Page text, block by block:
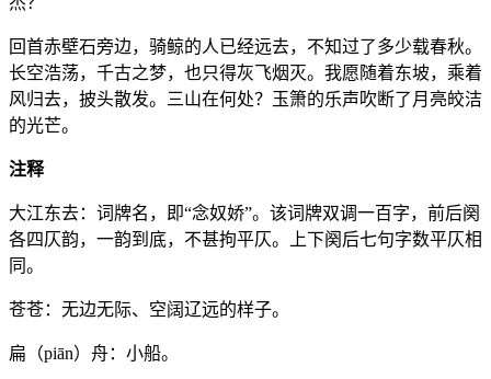
回首赤壁石旁边，骑鲸的人已经远去，不知过了多少载春秋。
长空浩荡，千古之梦，也只得灰飞烟灭。我愿随着东坡，乘着
风归去，披头散发。三山在何处？玉箫的乐声吹断了月亮皎洁
的光芒。
注释
大江东去：词牌名，即“念奴娇”。该词牌双调一百字，前后阕
各四仄韵，一韵到底，不甚拘平仄。上下阕后七句字数平仄相
同。
苍苍：无边无际、空阔辽远的样子。
扁（piān）舟：小船。